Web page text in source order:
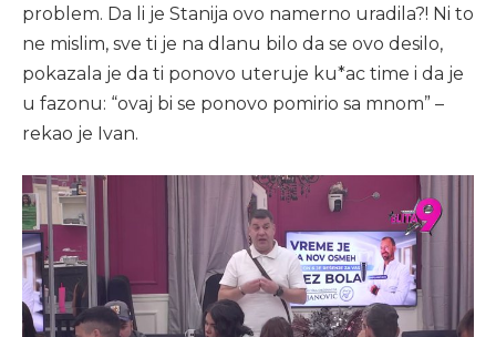
problem. Da li je Stanija ovo namerno uradila?! Ni to
ne mislim, sve ti je na dlanu bilo da se ovo desilo,
pokazala je da ti ponovo uteruje ku*ac time i da je
u fazonu: “ovaj bi se ponovo pomirio sa mnom” –
rekao je Ivan.